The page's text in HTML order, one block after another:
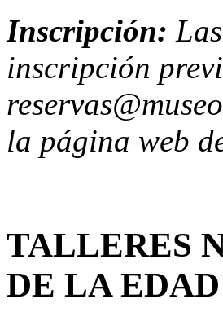
Inscripción:
inscripción
la página web
TALLERES
DE LA